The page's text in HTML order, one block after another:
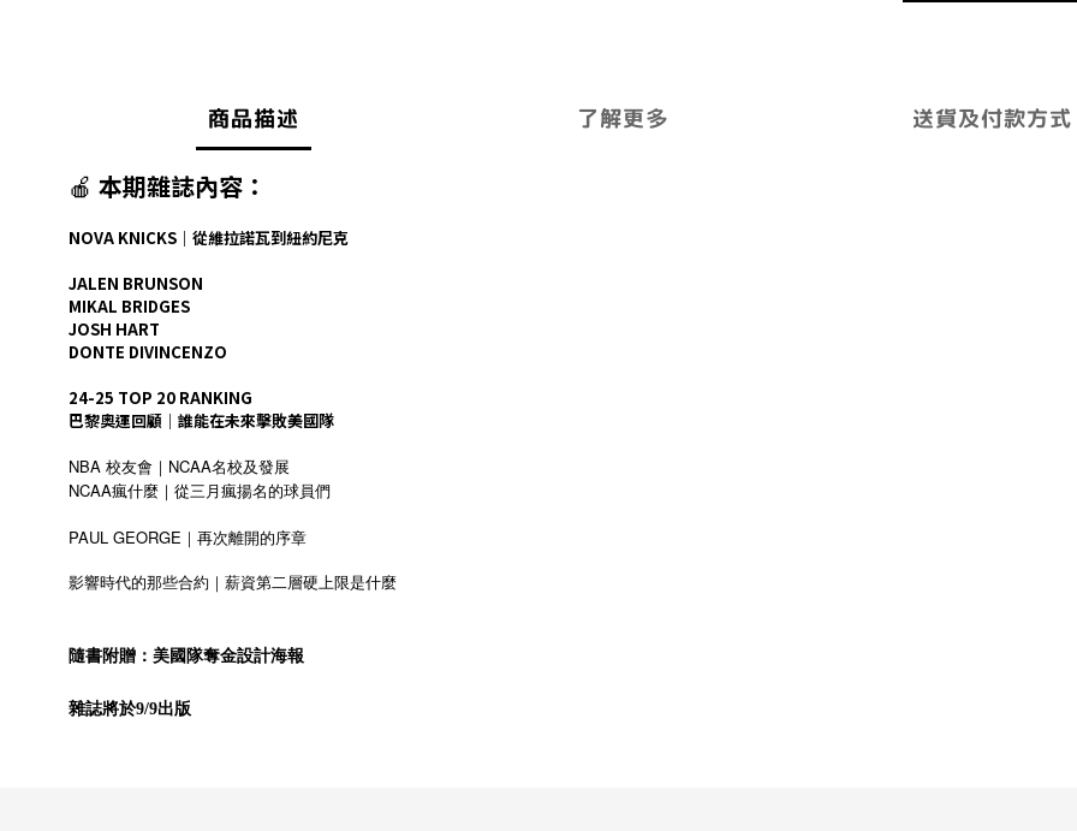
商品描述 了解更多 送貨及付款方式
🍎 本期雜誌內容：
NOVA KNICKS｜從維拉諾瓦到紐約尼克
JALEN BRUNSON
MIKAL BRIDGES
JOSH HART
DONTE DIVINCENZO
24-25 TOP 20 RANKING
巴黎奧運回顧｜誰能在未來擊敗美國隊
NBA 校友會｜NCAA名校及發展
NCAA瘋什麼｜從三月瘋揚名的球員們
PAUL GEORGE｜再次離開的序章
影響時代的那些合約｜薪資第二層硬上限是什麼
隨書附贈：美國隊奪金設計海報
雜誌將於9/9出版